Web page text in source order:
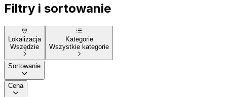
Filtry i sortowanie
Lokalizacja
Wszędzie
Kategorie
Wszystkie kategorie
Sortowanie
Cena